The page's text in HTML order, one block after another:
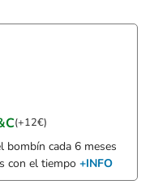
(+12€)
bombín cada 6 meses
con el tiempo +INFO